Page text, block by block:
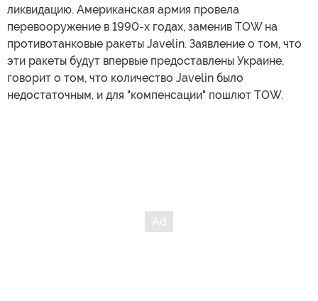
ликвидацию. Американская армия провела
перевооружение в 1990-х годах, заменив TOW на
противотанковые ракеты Javelin. Заявление о том, что
эти ракеты будут впервые предоставлены Украине,
говорит о том, что количество Javelin было
недостаточным, и для "компенсации" пошлют TOW.